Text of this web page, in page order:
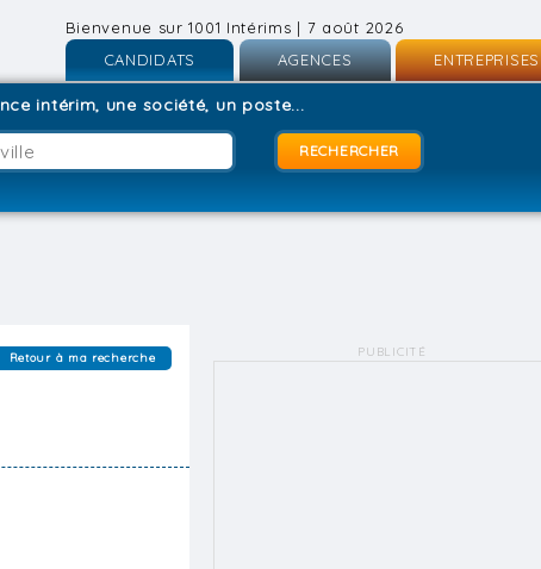
Bienvenue sur 1001 Intérims | 7 août 2026
CANDIDATS
Inscription
AGENCES
Inscription
Connexion
ENTREPRISES
intérim, une société, un poste...
Retour à ma recherche PUBLICITÉ